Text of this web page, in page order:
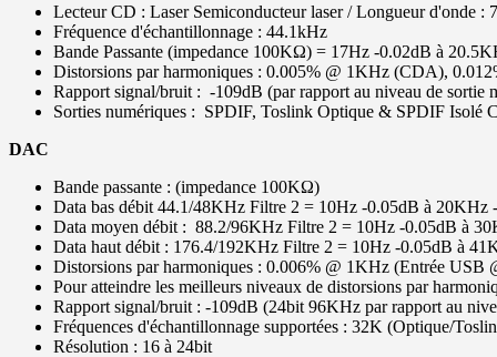
Lecteur CD : Laser Semiconducteur laser / Longueur d'onde :
Fréquence d'échantillonnage : 44.1kHz
Bande Passante (impedance 100KΩ) = 17Hz -0.02dB à
Distorsions par harmoniques : 0.005% @ 1KHz (CDA),
Rapport signal/bruit : -109dB (par rapport au niveau de sortie
Sorties numériques : SPDIF, Toslink Optique & SPDIF Isolé
DAC
Bande passante : (impedance 100KΩ)
Data bas débit 44.1/48KHz Filtre 2 = 10Hz -0.05dB à 20KHz
Data moyen débit : 88.2/96KHz Filtre 2 = 10Hz -0.05dB à
Data haut débit : 176.4/192KHz Filtre 2 = 10Hz -0.05dB à
Distorsions par harmoniques : 0.006% @ 1KHz (Entrée
Pour atteindre les meilleurs niveaux de distorsions par
Rapport signal/bruit : -109dB (24bit 96KHz par rapport au
Fréquences d'échantillonnage supportées : 32K (Optique/
Résolution : 16 à 24bit